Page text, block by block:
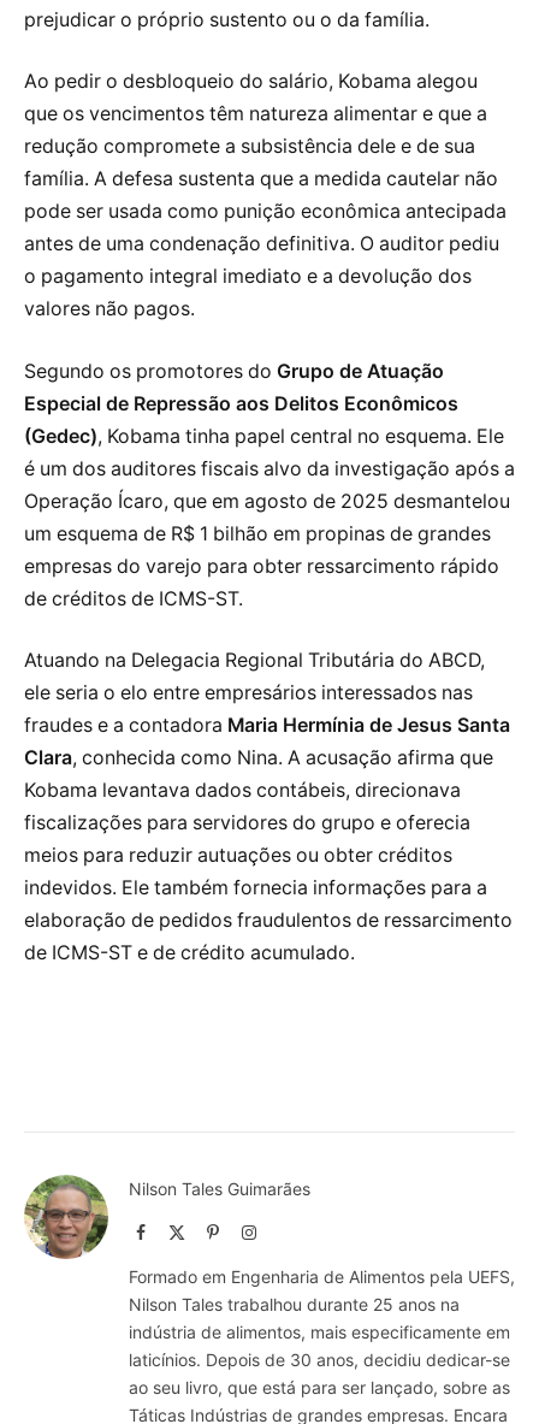
prejudicar o próprio sustento ou o da família.
Ao pedir o desbloqueio do salário, Kobama alegou
que os vencimentos têm natureza alimentar e que a
redução compromete a subsistência dele e de sua
família. A defesa sustenta que a medida cautelar não
pode ser usada como punição econômica antecipada
antes de uma condenação definitiva. O auditor pediu
o pagamento integral imediato e a devolução dos
valores não pagos.
Segundo os promotores do Grupo de Atuação
Especial de Repressão aos Delitos Econômicos
(Gedec), Kobama tinha papel central no esquema. Ele
é um dos auditores fiscais alvo da investigação após a
Operação Ícaro, que em agosto de 2025 desmantelou
um esquema de R$ 1 bilhão em propinas de grandes
empresas do varejo para obter ressarcimento rápido
de créditos de ICMS-ST.
Atuando na Delegacia Regional Tributária do ABCD,
ele seria o elo entre empresários interessados nas
fraudes e a contadora Maria Hermínia de Jesus Santa
Clara, conhecida como Nina. A acusação afirma que
Kobama levantava dados contábeis, direcionava
fiscalizações para servidores do grupo e oferecia
meios para reduzir autuações ou obter créditos
indevidos. Ele também fornecia informações para a
elaboração de pedidos fraudulentos de ressarcimento
de ICMS-ST e de crédito acumulado.
Nilson Tales Guimarães
Facebook PinterestInstagram
Formado em Engenharia de Alimentos pela UEFS,
Nilson Tales trabalhou durante 25 anos na
indústria de alimentos, mais especificamente em
laticínios. Depois de 30 anos, decidiu dedicar-se
ao seu livro, que está para ser lançado, sobre as
Táticas Indústrias de grandes empresas. Encara